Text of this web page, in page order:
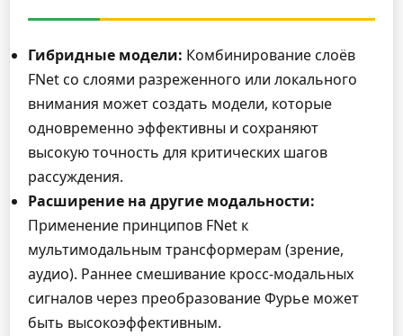
Гибридные модели: Комбинирование слоёв
FNet со слоями разреженного или локального
внимания может создать модели, которые
одновременно эффективны и сохраняют
высокую точность для критических шагов
рассуждения.
Расширение на другие модальности:
Применение принципов FNet к
мультимодальным трансформерам (зрение,
аудио). Раннее смешивание кросс-модальных
сигналов через преобразование Фурье может
быть высокоэффективным.